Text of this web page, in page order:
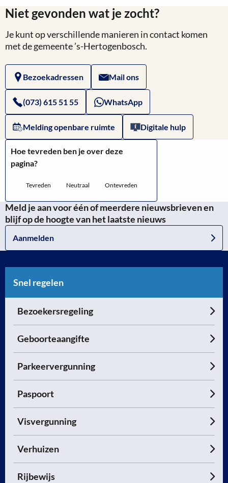
van
Landelijk
Register
Kinderopvang
over
Website
DUO:
Alleenstaande
Niet gevonden wat je zocht?
Je kunt op verschillende manieren in contact komen
met de gemeente ’s-Hertogenbosch.
Bezoekadressen Mail ons
(073) 615 51 55 WhatsApp
Melding openbare ruimte Digitale hulp
Hoe tevreden ben je over deze
pagina?
Tevreden Neutraal Ontevreden
Meld je aan voor één of meerdere nieuwsbrieven en
blijf op de hoogte van het laatste nieuws
Aanmelden
Snel regelen
Bezoekersregeling
Geboorteaangifte
Parkeervergunning
Paspoort
Visvergunning
Verhuizen
Rijbewijs